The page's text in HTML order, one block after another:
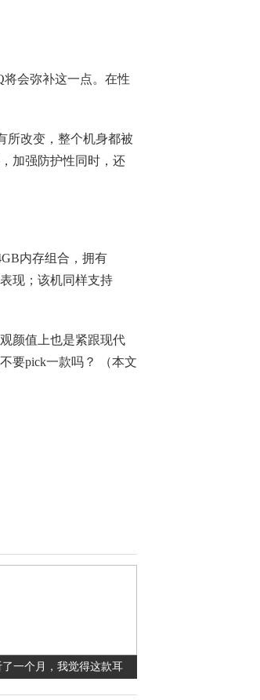
会弥补这一点。在性
所改变，整个机身都被
加强防护性同时，还
内存组合，拥有
现；该机同样支持
颜值上也是紧跟现代
要pick一款吗？ （本文
了一个月，我觉得这款耳